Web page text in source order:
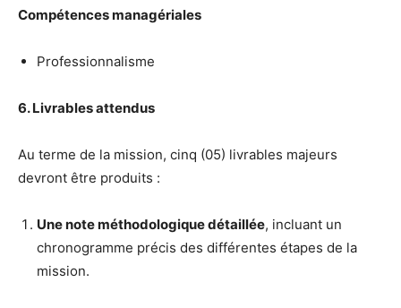
Compétences managériales
Professionnalisme
6. Livrables attendus
Au terme de la mission, cinq (05) livrables majeurs
devront être produits :
Une note méthodologique détaillée, incluant un
chronogramme précis des différentes étapes de la
mission.